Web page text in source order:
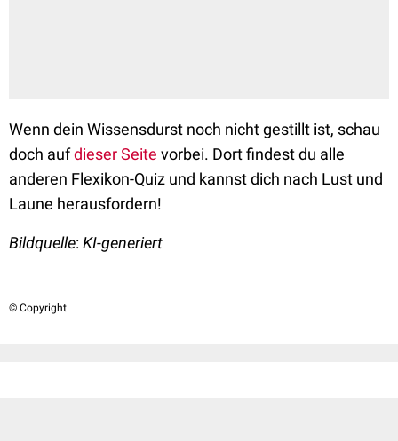
Wenn dein Wissensdurst noch nicht gestillt ist, schau
doch aufdieser Seite vorbei. Dort findest du alle
anderen Flexikon-Quiz und kannst dich nach Lust und
Laune herausfordern!
Bildquelle:KI-generiert
© Copyright